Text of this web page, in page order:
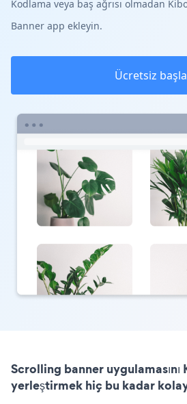
Kodlama veya baş ağrısı olmadan
Banner app ekleyin.
Ücretsiz
Scrolling banner
yerleştirmek hiç bu kadar kolay